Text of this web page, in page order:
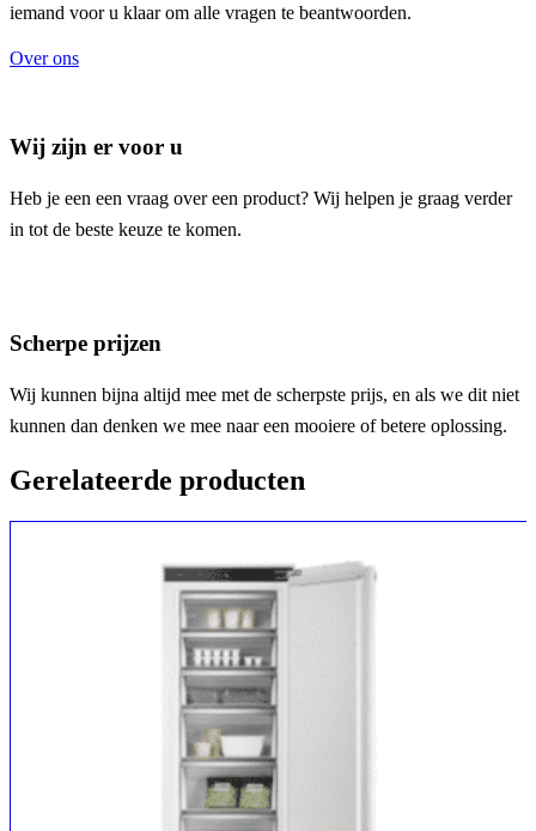
iemand voor u klaar om alle vragen te beantwoorden.
Over ons
Wij zijn er voor u
Heb je een een vraag over een product? Wij helpen je graag verder
in tot de beste keuze te komen.
Scherpe prijzen
Wij kunnen bijna altijd mee met de scherpste prijs, en als we dit niet
kunnen dan denken we mee naar een mooiere of betere oplossing.
Gerelateerde producten